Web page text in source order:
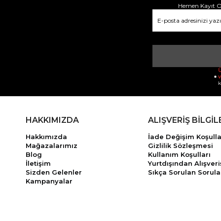
Hemen Kayıt
HAKKIMIZDA
Hakkımızda
Mağazalarımız
Blog
İletişim
Sizden Gelenler
Kampanyalar
ALIŞVERİŞ
İade Değişim
Gizlilik Sözleşmesi
Kullanım Koşulları
Yurtdışından
Sıkça Sorulan